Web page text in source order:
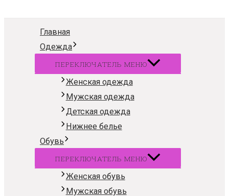
Главная
Одежда
ПЕРЕКЛЮЧАТЕЛЬ МЕНЮ
Женская одежда
Мужская одежда
Детская одежда
Нижнее белье
Обувь
ПЕРЕКЛЮЧАТЕЛЬ МЕНЮ
Женская обувь
Мужская обувь